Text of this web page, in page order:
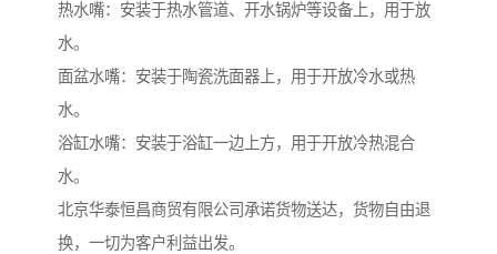
热水嘴：安装于热水管道、开水锅炉等设备上，用于放
水。
面盆水嘴：安装于陶瓷洗面器上，用于开放冷水或热
水。
浴缸水嘴：安装于浴缸一边上方，用于开放冷热混合
水。
北京华泰恒昌商贸有限公司承诺货物送达，货物自由退
换，一切为客户利益出发。